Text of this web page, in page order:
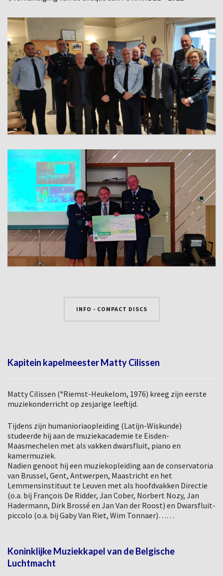
INFO - COMPACT DISCS
Kapitein kapelmeester Matty Cilissen
Matty Cilissen (°Riemst-Heukelom, 1976) kreeg zijn eerste
muziekonderricht op zesjarige leeftijd.
Tijdens zijn humanioriaopleiding (Latijn-Wiskunde)
studeerde hij aan de muziekacademie te Eisden-
Maasmechelen met als vakken dwarsfluit, piano en
kamermuziek.
Nadien genoot hij een muziekopleiding aan de conservatoria
van Brussel, Gent, Antwerpen, Maastricht en het
Lemmensinstituut te Leuven met als hoofdvakken Directie
(o.a. bij François De Ridder, Jan Cober, Norbert Nozy, Jan
Hadermann, Dirk Brossé en Jan Van der Roost) en Dwarsfluit-
piccolo (o.a. bij Gaby Van Riet, Wim Tonnaer)……
Koninklijke Muziekkapel van de Belgische
Luchtmacht